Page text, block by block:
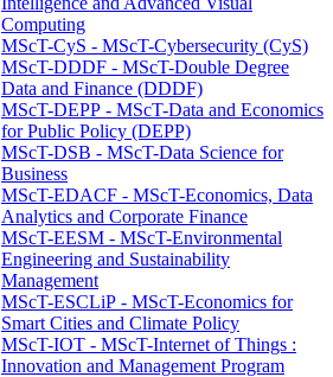
Computing
MScT-CyS - MScT-Cybersecurity (CyS)
MScT-DDDF - MScT-Double Degree
Data and Finance (DDDF)
MScT-DEPP - MScT-Data and Economics
for Public Policy (DEPP)
MScT-DSB - MScT-Data Science for
Business
MScT-EDACF - MScT-Economics, Data
Analytics and Corporate Finance
MScT-EESM - MScT-Environmental
Engineering and Sustainability
Management
MScT-ESCLiP - MScT-Economics for
Smart Cities and Climate Policy
MScT-IOT - MScT-Internet of Things :
Innovation and Management Program